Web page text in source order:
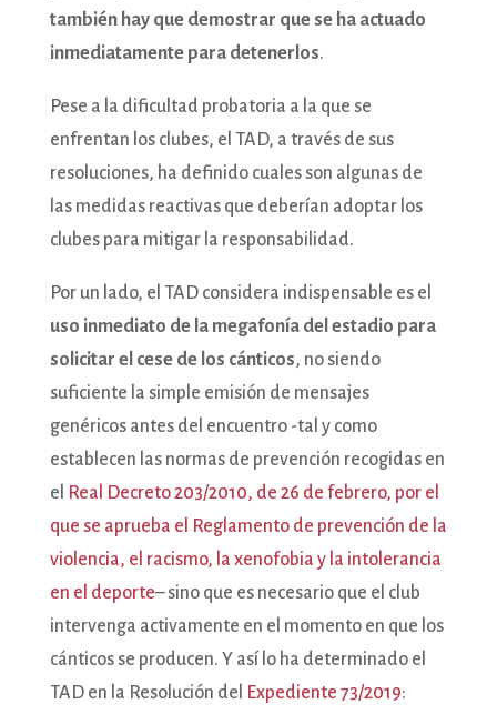
también hay que demostrar que se ha actuado
inmediatamente para detenerlos.
Pese a la dificultad probatoria a la que se
enfrentan los clubes, el TAD, a través de sus
resoluciones, ha definido cuales son algunas de
las medidas reactivas que deberían adoptar los
clubes para mitigar la responsabilidad.
Por un lado, el TAD considera indispensable es el
uso inmediato de la megafonía del estadio para
solicitar el cese de los cánticos, no siendo
suficiente la simple emisión de mensajes
genéricos antes del encuentro -tal y como
establecen las normas de prevención recogidas en
el
Real Decreto 203/2010, de 26 de febrero, por el
que se aprueba el Reglamento de prevención de la
violencia, el racismo, la xenofobia y la intolerancia
en el deporte– sino que es necesario que el club
intervenga activamente en el momento en que los
cánticos se producen. Y así lo ha determinado el
TAD en la Resolución del
Expediente 73/2019: